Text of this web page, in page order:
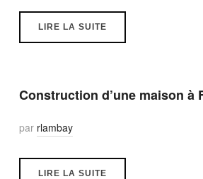
LIRE LA SUITE
Construction d’une maison à
par rlambay
LIRE LA SUITE